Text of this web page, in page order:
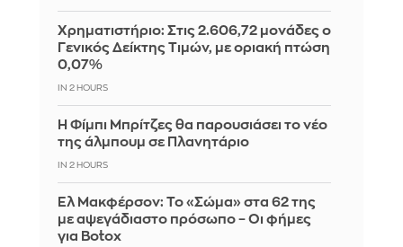
Χρηματιστήριο: Στις 2.606,72 μονάδες ο
Γενικός Δείκτης Τιμών, με οριακή πτώση
0,07%
IN 2 HOURS
Η Φίμπι Μπρίτζες θα παρουσιάσει το νέο
της άλμπουμ σε Πλανητάριο
IN 2 HOURS
Ελ Μακφέρσον: Το «Σώμα» στα 62 της
με αψεγάδιαστο πρόσωπο – Οι φήμες
για Botox